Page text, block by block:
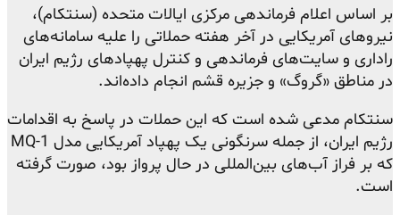
بر اساس اعلام فرماندهی مرکزی ایالات متحده (سنتکام)،
نیروهای آمریکایی در آخر هفته حملاتی را علیه سامانه‌های
راداری و سایت‌های فرماندهی و کنترل پهپادهای رژیم ایران
در مناطق «گروگ» و جزیره قشم انجام داده‌اند.
سنتکام مدعی شده است که این حملات در پاسخ به اقدامات
رژیم ایران، از جمله سرنگونی یک پهپاد آمریکایی مدل MQ-1
که بر فراز آب‌های بین‌المللی در حال پرواز بود، صورت گرفته
است.